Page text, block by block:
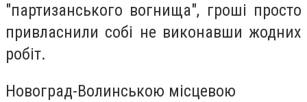
"партизанського вогнища", гроші просто
привласнили собі не виконавши жодних
робіт.
Новоград-Волинською місцевою